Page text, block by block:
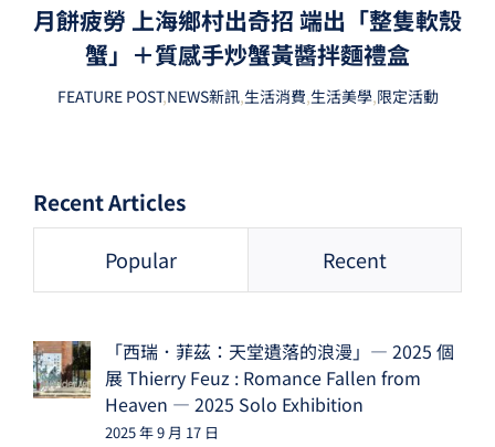
月餅疲勞 上海鄉村出奇招 端出「整隻軟殼
蟹」＋質感手炒蟹黃醬拌麵禮盒
FEATURE POST,NEWS新訊,生活消費,生活美學,限定活動
Recent Articles
Popular Recent
「西瑞．菲茲：天堂遺落的浪漫」— 2025 個
展 Thierry Feuz : Romance Fallen from
Heaven — 2025 Solo Exhibition
2025 年 9 月 17 日